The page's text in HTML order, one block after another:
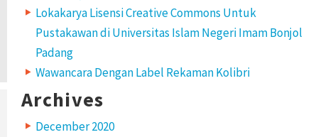
Lokakarya Lisensi Creative Commons Untuk
Pustakawan di Universitas Islam Negeri Imam Bonjol
Padang
Wawancara Dengan Label Rekaman Kolibri
Archives
December 2020